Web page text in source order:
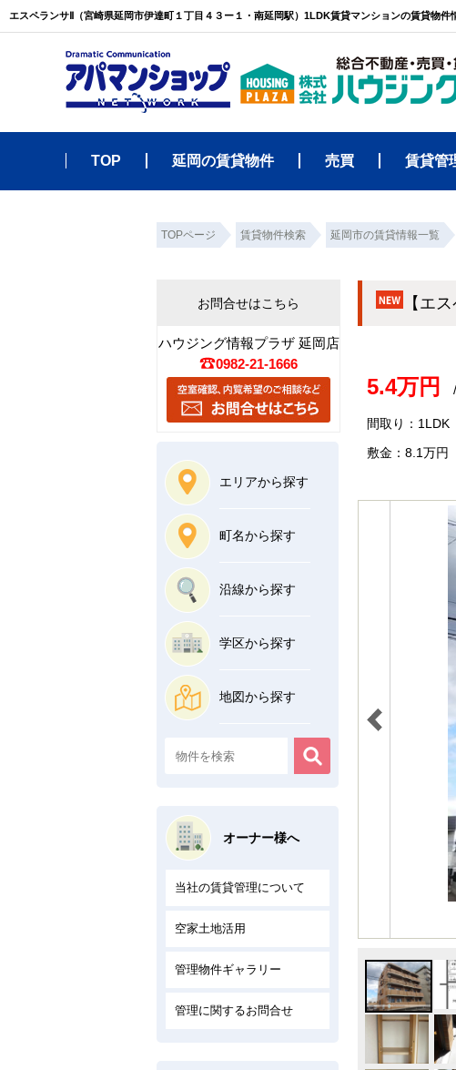
TOP 延岡の賃貸物件 売買 賃貸管
TOPページ 賃貸物件検索 延岡市の賃貸情報一覧
【エ
5.4万円 /
間取り：
敷金：8.1万
お問合せはこちら
ハウジング情報プラザ 延岡店
0982-21-1666
エリアから探す
町名から探す
沿線から探す
学区から探す
地図から探す
オーナー様へ
当社の賃貸管理について
空家土地活用
管理物件ギャラリー
管理に関するお問合せ